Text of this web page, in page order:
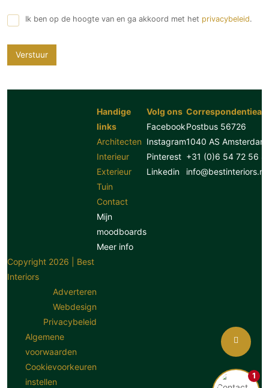
Ik ben op de hoogte van en ga akkoord met het privacybeleid.
Verstuur
1
Handige
links
Architecten
Interieur
Exterieur
Tuin
Contact
Mijn
moodboards
Meer info
Volg ons
Facebook
Instagram
Pinterest
Linkedin
Postbus 56726
1040 AS Amsterdam
+31 (0)6 54 72 56
info@bestinteriors.nl
Copyright 2026 | Best
Interiors
Adverteren
Webdesign
Privacybeleid
Algemene
voorwaarden
Cookievoorkeuren
instellen